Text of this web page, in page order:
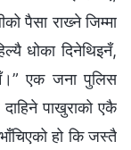
पैसा राख्‍ने जिम्‍मा
धोका दिनेथिइनँ,
एक जना पुलिस
पाखुराको एकै
हो कि जस्तै